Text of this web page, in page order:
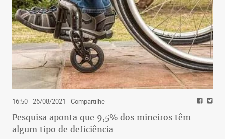
16:50 - 26/08/2021 - Compartilhe
Pesquisa aponta que 9,5% dos mineiros têm
algum tipo de deficiência